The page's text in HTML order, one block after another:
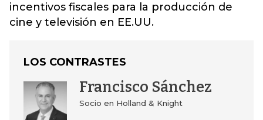
incentivos fiscales para la producción de
cine y televisión en EE.UU.
LOS CONTRASTES
Francisco Sánchez
Socio en Holland & Knight